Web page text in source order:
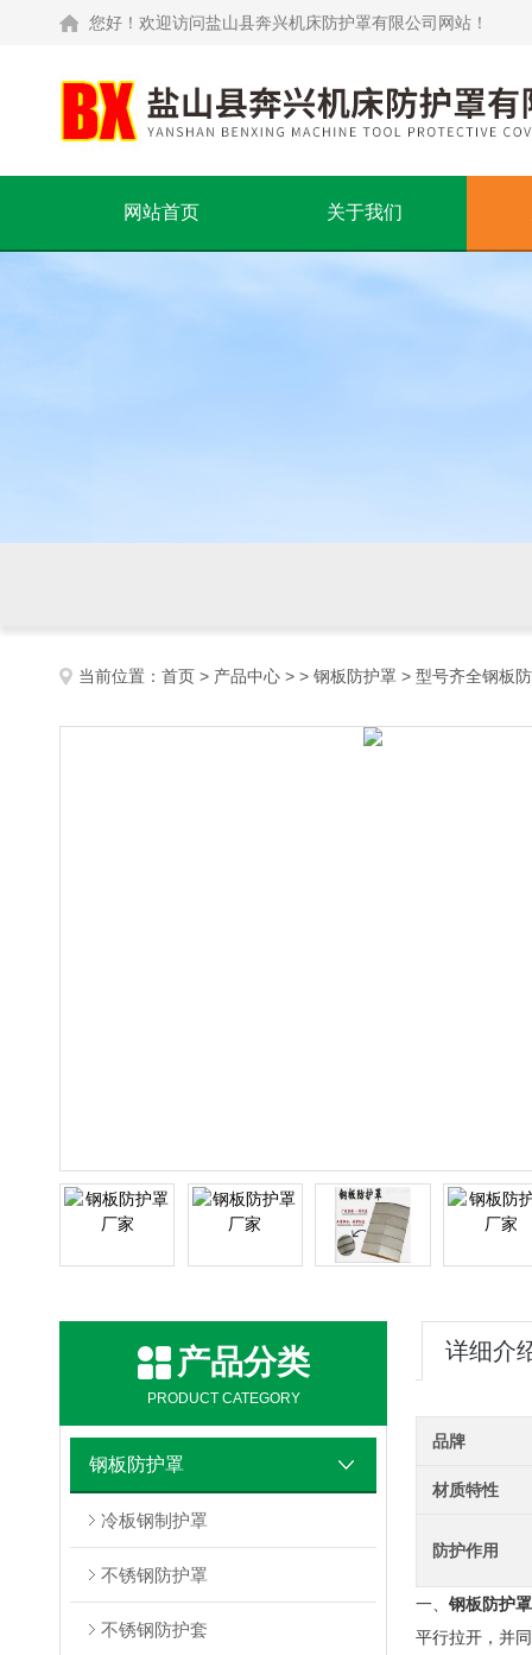
您好！欢迎访问盐山县奔兴机床防护罩有限公司网站！
网站首页 关于我们
当前位置： 首页 > 产品中心 > > 钢板防护罩 > 型号齐全钢板
产品分类
PRODUCT CATEGORY
钢板防护罩
冷板钢制护罩
不锈钢防护罩
不锈钢防护套
详细介
品牌
材质特性
防护作用
一、 钢板防护
平行拉开，并